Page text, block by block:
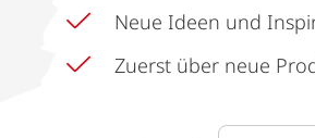
Neue Ideen und
Zuerst über neue